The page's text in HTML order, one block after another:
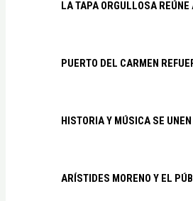
LA TAPA ORGULLOSA
PUERTO DEL CARMEN
HISTORIA Y MÚSICA SE
ARÍSTIDES MORENO Y EL